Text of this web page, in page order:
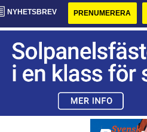
NYHETSBREV PRENUMERERA